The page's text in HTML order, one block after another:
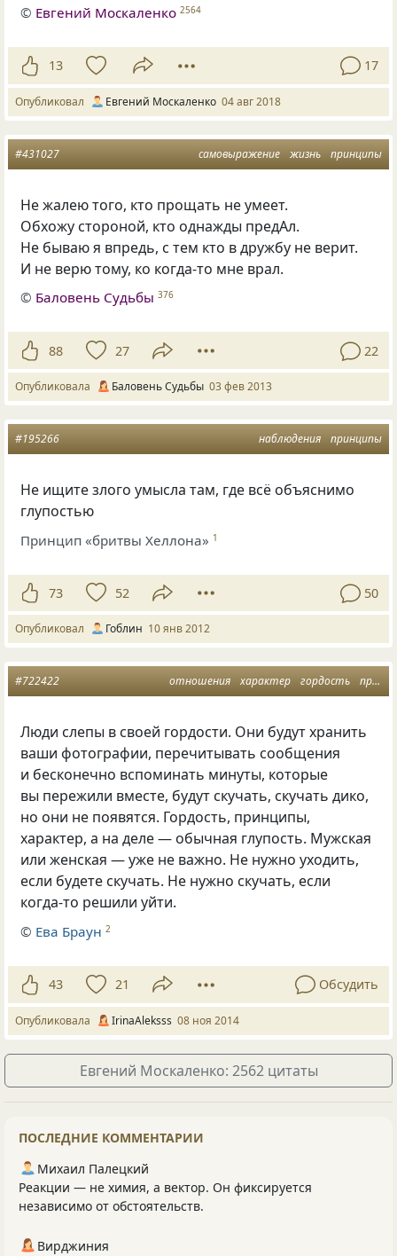
© Евгений Москаленко 2564
13 17
Опубликовал Евгений Москаленко 04 авг 2018
самовыражение жизнь принципы
#431027
Не жалею того, кто прощать не умеет.
Обхожу стороной, кто однажды предАл.
Не бываю я впредь, с тем кто в дружбу не верит.
И не верю тому, ко когда-то мне врал.
© Баловень Судьбы 376
88 27 22
Опубликовала Баловень Судьбы 03 фев 2013
наблюдения принципы
#195266
Не ищите злого умысла там, где всё объяснимо
глупостью
Принцип «бритвы Хеллона» 1
73 52 50
Опубликовал Гоблин 10 янв 2012
отношения характер гордость принципы
#722422
Люди слепы в своей гордости. Они будут хранить
ваши фотографии, перечитывать сообщения
и бесконечно вспоминать минуты, которые
вы пережили вместе, будут скучать, скучать дико,
но они не появятся. Гордость, принципы,
характер, а на деле — обычная глупость. Мужская
или женская — уже не важно. Не нужно уходить,
если будете скучать. Не нужно скучать, если
когда-то решили уйти.
© Ева Браун 2
43 21 Обсудить
Опубликовала IrinaAleksss 08 ноя 2014
Евгений Москаленко: 2562 цитаты
ПОСЛЕДНИЕ КОММЕНТАРИИ
Михаил Палецкий
Реакции — не химия, а вектор. Он фиксируется
независимо от обстоятельств.
Вирджиния